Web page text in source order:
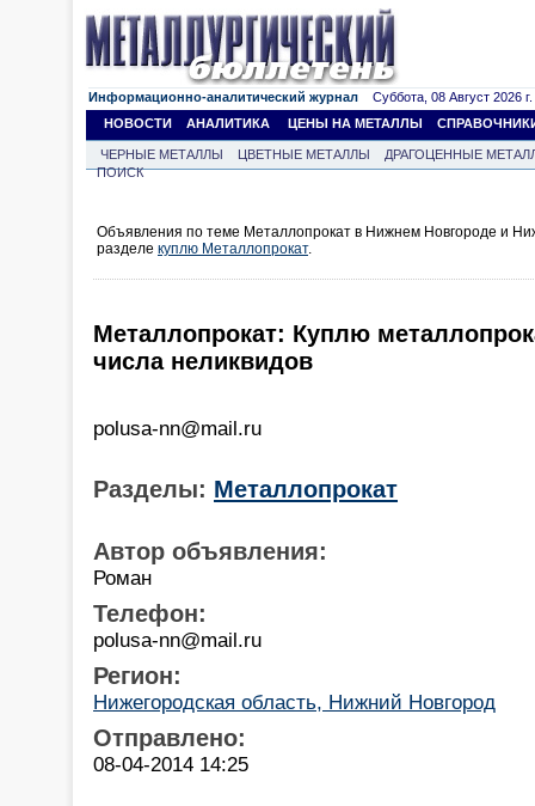
Информационно-аналитический журнал Суббота, 08 Август 2026 г.
НОВОСТИ
АНАЛИТИКА ЦЕНЫ НА МЕТАЛЛЫ
ЧЕРНЫЕ МЕТАЛЛЫ ЦВЕТНЫЕ МЕТАЛЛЫ
ДРАГОЦЕННЫЕ
ПОИСК
Объявления по теме Металлопрокат в Нижнем Новгороде и
разделе куплю Металлопрокат.
Металлопрокат: Куплю
числа неликвидов
polusa-nn@mail.ru
Разделы: Металлопрокат
Автор объявления:
Роман
Телефон:
polusa-nn@mail.ru
Регион:
Нижегородская область, Нижний Новгород
Отправлено:
08-04-2014 14:25